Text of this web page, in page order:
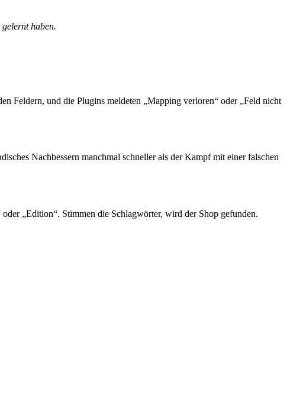
haben.
Feldern, und die Plugins meldeten „Mapping verloren“ oder „Feld nicht
Nachbessern manchmal schneller als der Kampf mit einer falschen
„Edition“. Stimmen die Schlagwörter, wird der Shop gefunden.